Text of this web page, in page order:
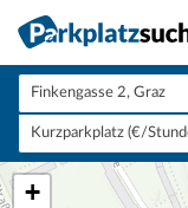
Suchen
Vermieten
Anmelden
+